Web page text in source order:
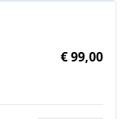
€ 99,00